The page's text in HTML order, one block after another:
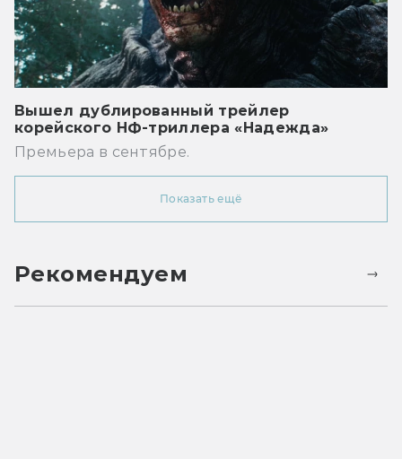
Вышел дублированный трейлер
корейского НФ-триллера «Надежда»
Премьера в сентябре.
Показать ещё
Рекомендуем